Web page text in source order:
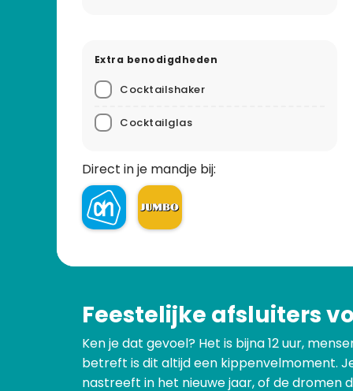
Extra benodigdheden
Cocktailshaker
Cocktailglas
Direct in je mandje bij:
Feestelijke afsluiters
Ken je dat gevoel? Het is bijna 12 uur,
betreft is dit altijd een kippenvelmoment.
nastreeft in het nieuwe jaar, of de dromen